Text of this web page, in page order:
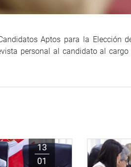
Aptos para la Elección
personal al candidato al
13
01